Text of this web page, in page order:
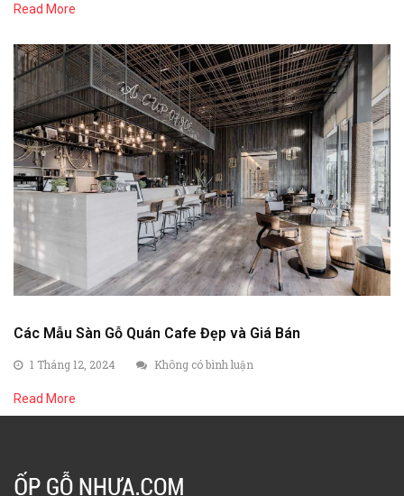
Read More
Các Mẫu Sàn Gỗ Quán Cafe Đẹp và Giá Bán
1 Tháng 12, 2024 Không có bình luận
Read More